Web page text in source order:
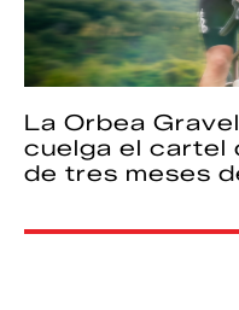
La Orbea
cuelga el cartel
de tres meses